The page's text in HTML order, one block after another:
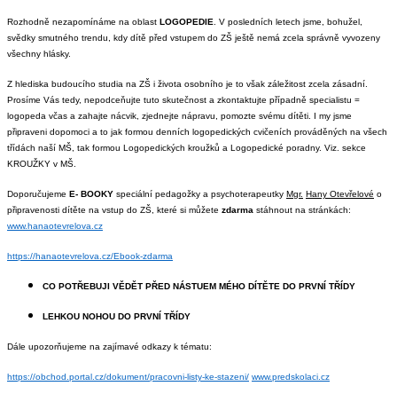
Rozhodně nezapomínáme na oblast LOGOPEDIE . V posledních letech jsme, bohužel,
svědky smutného trendu, kdy dítě před vstupem do ZŠ ještě nemá zcela správně vyvozeny
všechny hlásky.
Z hlediska budoucího studia na ZŠ i života osobního je to však záležitost zcela zásadní.
Prosíme Vás tedy, nepodceňujte tuto skutečnost a zkontaktujte případně specialistu =
logopeda včas a zahajte nácvik, zjednejte nápravu, pomozte svému dítěti. I my jsme
připraveni dopomoci a to jak formou denních logopedických cvičeních prováděných na všech
třídách naší MŠ, tak formou Logopedických kroužků a Logopedické poradny. Viz. sekce
KROUŽKY v MŠ.
Doporučujeme E- BOOKY speciální pedagožky a psychoterapeutky Mgr. Hany Otevřelové o
připravenosti dítěte na vstup do ZŠ, které si můžete zdarma stáhnout na stránkách:
www.hanaotevrelova.cz
https://hanaotevrelova.cz/Ebook-zdarma
CO POTŘEBUJI VĚDĚT PŘED NÁSTUEM MÉHO DÍTĚTE DO PRVNÍ TŘÍDY
LEHKOU NOHOU DO PRVNÍ TŘÍDY
Dále upozorňujeme na zajímavé odkazy k tématu:
https://obchod.portal.cz/dokument/pracovni-listy-ke-stazeni/ www.predskolaci.cz